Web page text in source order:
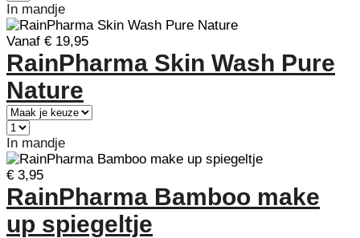
In mandje
Vanaf € 19,95
RainPharma Skin Wash Pure
Nature
In mandje
€ 3,95
RainPharma Bamboo make
up spiegeltje